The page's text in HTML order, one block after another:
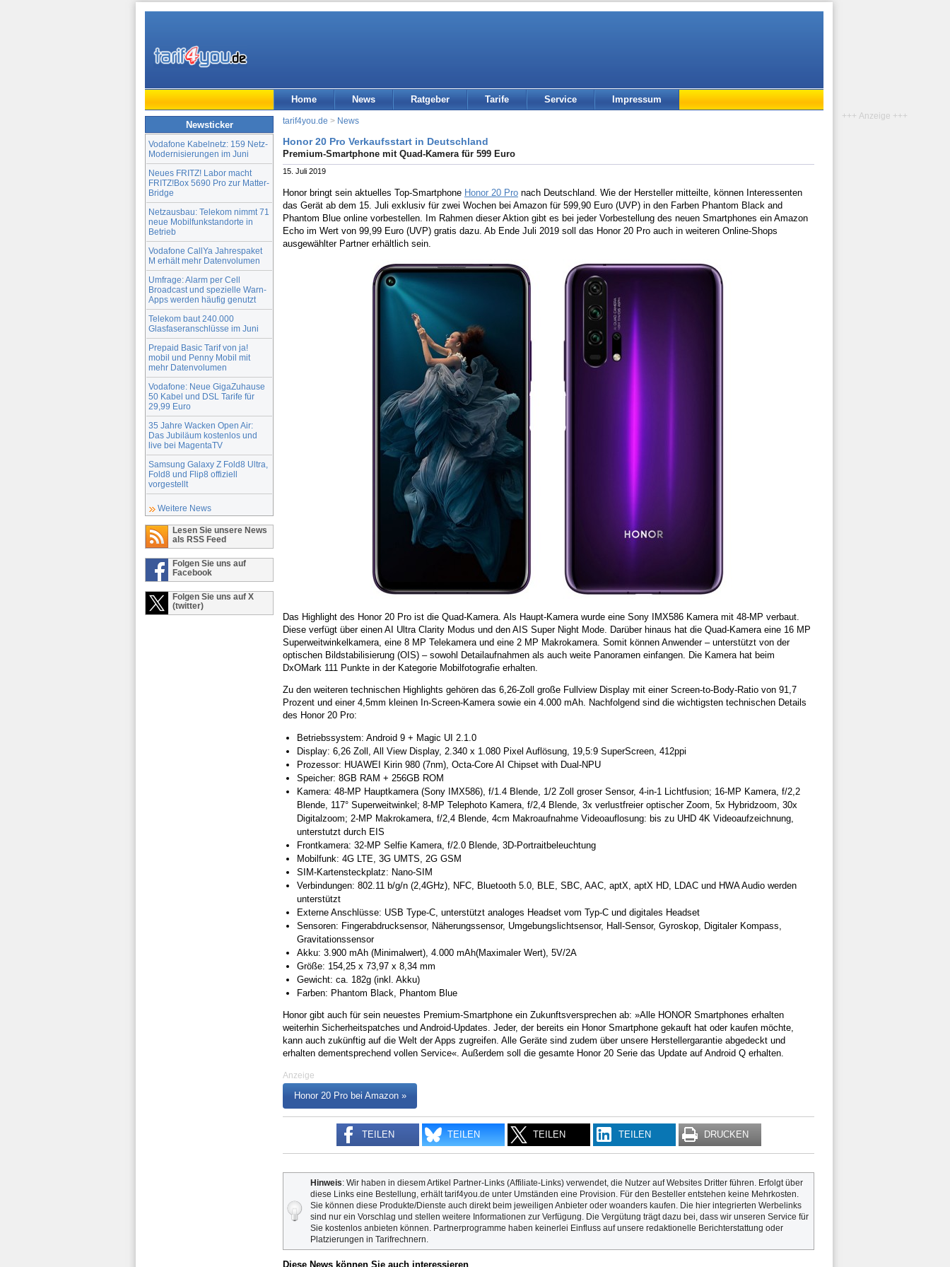
Home News Ratgeber Tarife Service Impressum
Newsticker
Vodafone Kabelnetz: 159 Netz-
Modernisierungen im Juni
Neues FRITZ! Labor macht
FRITZ!Box 5690 Pro zur Matter-
Bridge
Netzausbau: Telekom nimmt 71
neue Mobilfunkstandorte in
Betrieb
Vodafone CallYa Jahrespaket
M erhält mehr Datenvolumen
Umfrage: Alarm per Cell
Broadcast und spezielle Warn-
Apps werden häufig genutzt
Telekom baut 240.000
Glasfaseranschlüsse im Juni
Prepaid Basic Tarif von ja!
mobil und Penny Mobil mit
mehr Datenvolumen
Vodafone: Neue GigaZuhause
50 Kabel und DSL Tarife für
29,99 Euro
35 Jahre Wacken Open Air:
Das Jubiläum kostenlos und
live bei MagentaTV
Samsung Galaxy Z Fold8 Ultra,
Fold8 und Flip8 offiziell
vorgestellt
Weitere News
Lesen Sie unsere News
als RSS Feed
Folgen Sie uns auf
Facebook
Folgen Sie uns auf X
(twitter)
tarif4you.de > News
Honor 20 Pro Verkaufsstart in Deutschland
Premium-Smartphone mit Quad-Kamera für 599 Euro
15. Juli 2019
Honor bringt sein aktuelles Top-Smartphone Honor 20 Pro nach Deutschland. Wie der Hersteller mitteilte, können Interessenten
das Gerät ab dem 15. Juli exklusiv für zwei Wochen bei Amazon für 599,90 Euro (UVP) in den Farben Phantom Black and
Phantom Blue online vorbestellen. Im Rahmen dieser Aktion gibt es bei jeder Vorbestellung des neuen Smartphones ein Amazon
Echo im Wert von 99,99 Euro (UVP) gratis dazu. Ab Ende Juli 2019 soll das Honor 20 Pro auch in weiteren Online-Shops
ausgewählter Partner erhältlich sein.
Das Highlight des Honor 20 Pro ist die Quad-Kamera. Als Haupt-Kamera wurde eine Sony IMX586 Kamera mit 48-MP verbaut.
Diese verfügt über einen AI Ultra Clarity Modus und den AIS Super Night Mode. Darüber hinaus hat die Quad-Kamera eine 16 MP
Superweitwinkelkamera, eine 8 MP Telekamera und eine 2 MP Makrokamera. Somit können Anwender – unterstützt von der
optischen Bildstabilisierung (OIS) – sowohl Detailaufnahmen als auch weite Panoramen einfangen. Die Kamera hat beim
DxOMark 111 Punkte in der Kategorie Mobilfotografie erhalten.
Zu den weiteren technischen Highlights gehören das 6,26-Zoll große Fullview Display mit einer Screen-to-Body-Ratio von 91,7
Prozent und einer 4,5mm kleinen In-Screen-Kamera sowie ein 4.000 mAh. Nachfolgend sind die wichtigsten technischen Details
des Honor 20 Pro:
Betriebssystem: Android 9 + Magic UI 2.1.0
Display: 6,26 Zoll, All View Display, 2.340 x 1.080 Pixel Auflösung, 19,5:9 SuperScreen, 412ppi
Prozessor: HUAWEI Kirin 980 (7nm), Octa-Core AI Chipset with Dual-NPU
Speicher: 8GB RAM + 256GB ROM
Kamera: 48-MP Hauptkamera (Sony IMX586), f/1.4 Blende, 1/2 Zoll groser Sensor, 4-in-1 Lichtfusion; 16-MP Kamera, f/2,2
Blende, 117° Superweitwinkel; 8-MP Telephoto Kamera, f/2,4 Blende, 3x verlustfreier optischer Zoom, 5x Hybridzoom, 30x
Digitalzoom; 2-MP Makrokamera, f/2,4 Blende, 4cm Makroaufnahme Videoauflosung: bis zu UHD 4K Videoaufzeichnung,
unterstutzt durch EIS
Frontkamera: 32-MP Selfie Kamera, f/2.0 Blende, 3D-Portraitbeleuchtung
Mobilfunk: 4G LTE, 3G UMTS, 2G GSM
SIM-Kartensteckplatz: Nano-SIM
Verbindungen: 802.11 b/g/n (2,4GHz), NFC, Bluetooth 5.0, BLE, SBC, AAC, aptX, aptX HD, LDAC und HWA Audio werden
unterstützt
Externe Anschlüsse: USB Type-C, unterstützt analoges Headset vom Typ-C und digitales Headset
Sensoren: Fingerabdrucksensor, Näherungssensor, Umgebungslichtsensor, Hall-Sensor, Gyroskop, Digitaler Kompass,
Gravitationssensor
Akku: 3.900 mAh (Minimalwert), 4.000 mAh(Maximaler Wert), 5V/2A
Größe: 154,25 x 73,97 x 8,34 mm
Gewicht: ca. 182g (inkl. Akku)
Farben: Phantom Black, Phantom Blue
Honor gibt auch für sein neuestes Premium-Smartphone ein Zukunftsversprechen ab: »Alle HONOR Smartphones erhalten
weiterhin Sicherheitspatches und Android-Updates. Jeder, der bereits ein Honor Smartphone gekauft hat oder kaufen möchte,
kann auch zukünftig auf die Welt der Apps zugreifen. Alle Geräte sind zudem über unsere Herstellergarantie abgedeckt und
erhalten dementsprechend vollen Service«. Außerdem soll die gesamte Honor 20 Serie das Update auf Android Q erhalten.
Anzeige
Honor 20 Pro bei Amazon »
TEILEN TEILEN TEILEN TEILEN DRUCKEN
Hinweis: Wir haben in diesem Artikel Partner-Links (Affiliate-Links) verwendet, die Nutzer auf Websites Dritter führen. Erfolgt über
diese Links eine Bestellung, erhält tarif4you.de unter Umständen eine Provision. Für den Besteller entstehen keine Mehrkosten.
Sie können diese Produkte/Dienste auch direkt beim jeweiligen Anbieter oder woanders kaufen. Die hier integrierten Werbelinks
sind nur ein Vorschlag und stellen weitere Informationen zur Verfügung. Die Vergütung trägt dazu bei, dass wir unseren Service für
Sie kostenlos anbieten können. Partnerprogramme haben keinerlei Einfluss auf unsere redaktionelle Berichterstattung oder
Platzierungen in Tarifrechnern.
Diese News können Sie auch interessieren
+++ Anzeige +++